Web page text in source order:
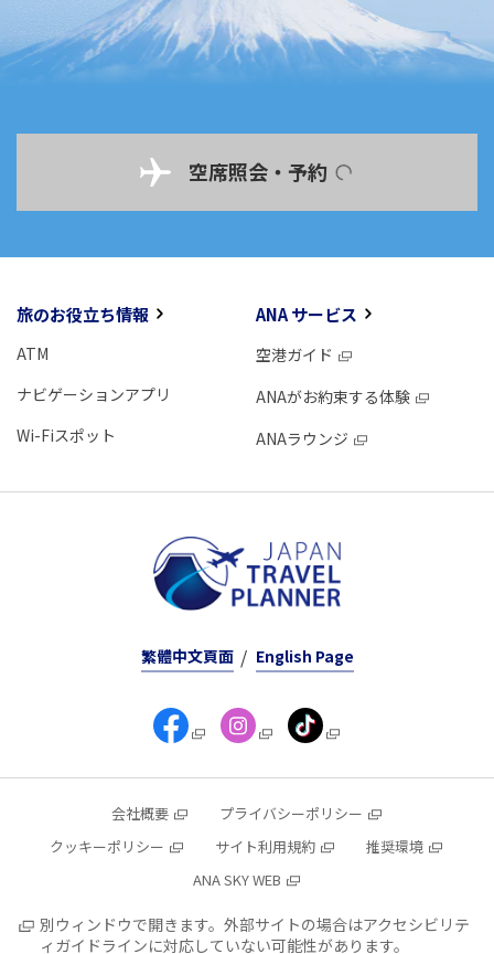
空席照会・予約
旅のお役立ち情報
ATM
ナビゲーションアプリ
Wi-Fiスポット
ANA サービス
空港ガイド
ANAがお約束する体験
ANAラウンジ
繁體中文頁面 English Page
会社概要
プライバシーポリシー
クッキーポリシー
サイト利用規約
推奨環境
ANA SKY WEB
別ウィンドウで開きます。外部サイトの場合はアクセシビリテ
ィガイドラインに対応していない可能性があります。